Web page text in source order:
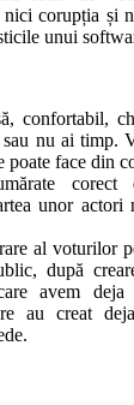
corupția și
unui
confortabil,
nu ai timp.
poate face din
unor actori
al voturilor
după
avem deja
au creat